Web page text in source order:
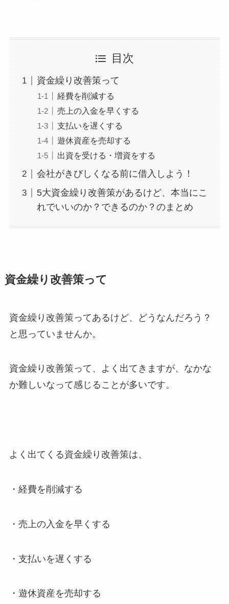
目次
資金繰り改善策って
経費を削減する
売上の入金を早くする
支払いを遅くする
遊休資産を売却する
出資を受ける・増資をする
会社がきびしくなる前に借入しよう！
5大資金繰り改善策があるけど、本当にこ
れでいいのか？できるのか？のまとめ
資金繰り改善策って
資金繰り改善策ってあるけど、どうなんだろう？
と思っていませんか。
資金繰り改善策って、よく出てきますが、なかな
か難しいなって感じることが多いです。
よく出てくる資金繰り改善策は、
・経費を削減する
・売上の入金を早くする
・支払いを遅くする
・遊休資産を売却する